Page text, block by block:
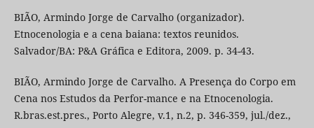
BIÃO, Armindo Jorge de Carvalho (organizador).
Etnocenologia e a cena baiana: textos reunidos.
Salvador/BA: P&A Gráfica e Editora, 2009. p. 34-43.
BIÃO, Armindo Jorge de Carvalho. A Presença do Corpo em
Cena nos Estudos da Perfor-mance e na Etnocenologia.
R.bras.est.pres., Porto Alegre, v.1, n.2, p. 346-359, jul./dez.,